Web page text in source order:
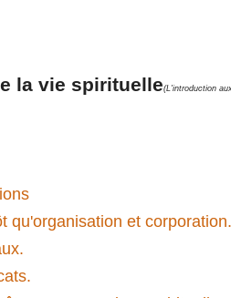
la vie spirituelle(L'introduction
qu'organisation et corporation.